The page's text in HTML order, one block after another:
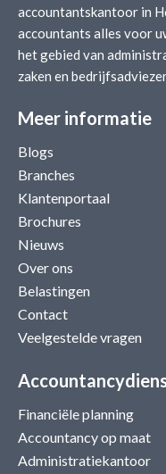
accountantskantoor in
accountants alles voor
het gebied van
zaken en
Meer informatie
Blogs
Branches
Klantenportaal
Brochures
Nieuws
Over ons
Belastingen
Contact
Veelgestelde vragen
Financiële planning
Accountancy op maat
Administratiekantoor